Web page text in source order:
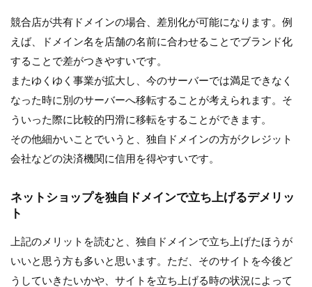
競合店が共有ドメインの場合、差別化が可能になります。例
えば、ドメイン名を店舗の名前に合わせることでブランド化
することで差がつきやすいです。
またゆくゆく事業が拡大し、今のサーバーでは満足できなく
なった時に別のサーバーへ移転することが考えられます。そ
ういった際に比較的円滑に移転をすることができます。
その他細かいことでいうと、独自ドメインの方がクレジット
会社などの決済機関に信用を得やすいです。
ネットショップを独自ドメインで立ち上げるデメリッ
ト
上記のメリットを読むと、独自ドメインで立ち上げたほうが
いいと思う方も多いと思います。ただ、そのサイトを今後ど
うしていきたいかや、サイトを立ち上げる時の状況によって